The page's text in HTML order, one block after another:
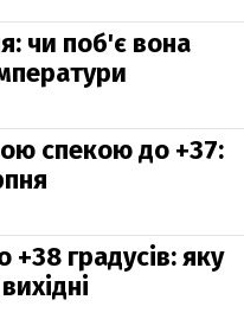
чи поб'є вона
спекою до +37:
+38 градусів: яку